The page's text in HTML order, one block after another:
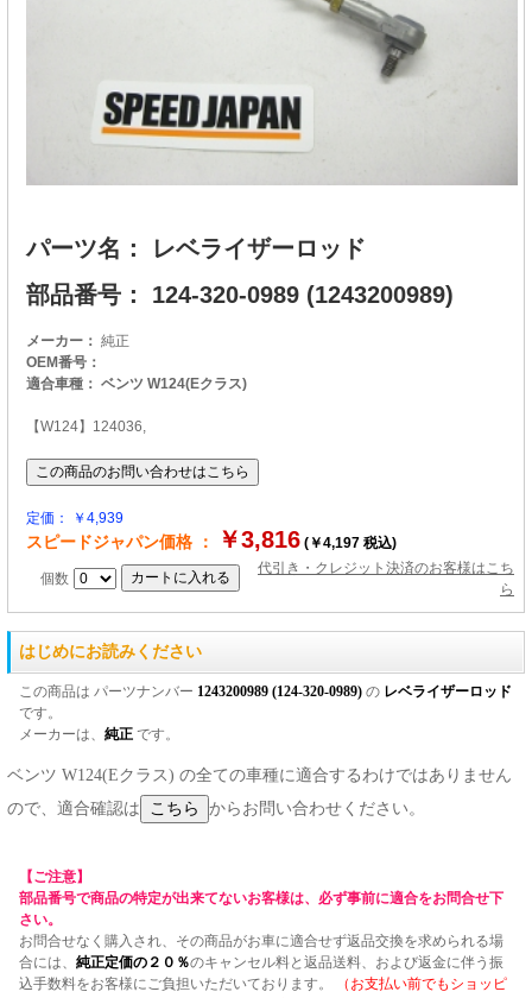
パーツ名： レベライザーロッド
部品番号： 124-320-0989 (1243200989)
メーカー： 純正
OEM番号：
適合車種： ベンツ W124(Eクラス)
【W124】124036,
定価： ￥4,939
スピードジャパン価格 ： ￥3,816 (￥4,197 税込)
個数
代引き・クレジット決済のお客様はこち
ら
はじめにお読みください
この商品は パーツナンバー 1243200989 (124-320-0989) の レベライザーロッド
です。
メーカーは、 純正 です。
ベンツ W124(Eクラス) の全ての車種に適合するわけではありません
ので、適合確認は
からお問い合わせください。
【ご注意】
部品番号で商品の特定が出来てないお客様は、必ず事前に適合をお問合せ下
さい。
お問合せなく購入され、その商品がお車に適合せず返品交換を求められる場
合には、 純正定価の２０％のキャンセル料と返品送料、および返金に伴う振
込手数料をお客様にご負担いただいております。
（お支払い前でもショッピ